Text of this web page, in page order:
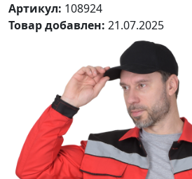
Артикул: 108924
Товар добавлен: 21.07.2025